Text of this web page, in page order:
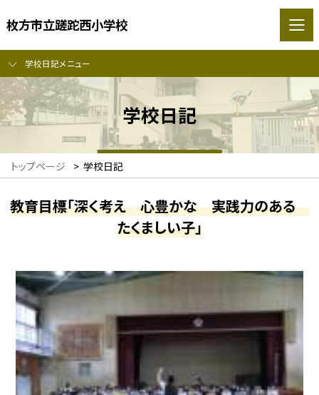
枚方市立蹉跎西小学校
学校日記メニュー
学校日記
トップページ > 学校日記
教育目標「深く考え 心豊かな 実践力のある
たくましい子」